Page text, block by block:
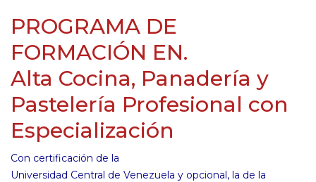
PROGRAMA DE
FORMACIÓN EN.
Alta Cocina, Panadería y
Pastelería Profesional con
Especialización
Con certificación de la
Universidad Central de Venezuela y opcional, la de la